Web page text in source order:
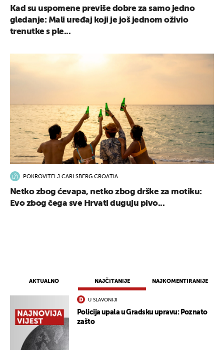
AKTUALNO NAJČITANIJE NAJKOMENTIRANIJE
U SLAVONIJI
Policija upala u Gradsku upravu: Poznato
zašto
Kad su uspomene previše dobre za samo jedno
gledanje: Mali uređaj koji je još jednom oživio
trenutke s ple...
POKROVITELJ CARLSBERG CROATIA
Netko zbog ćevapa, netko zbog drške za motiku:
Evo zbog čega sve Hrvati duguju pivo...